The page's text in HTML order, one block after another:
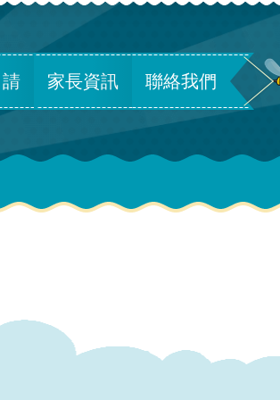
家長資訊 聯絡我們